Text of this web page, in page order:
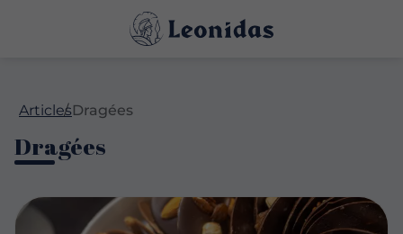
ArticlesDragées
Dragées